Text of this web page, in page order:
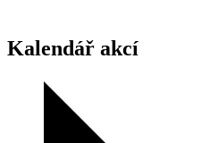
Kalendář akcí